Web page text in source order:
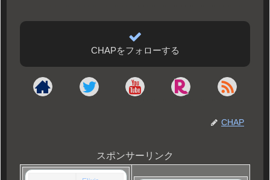
CHAPをフォローする
CHAP
スポンサーリンク